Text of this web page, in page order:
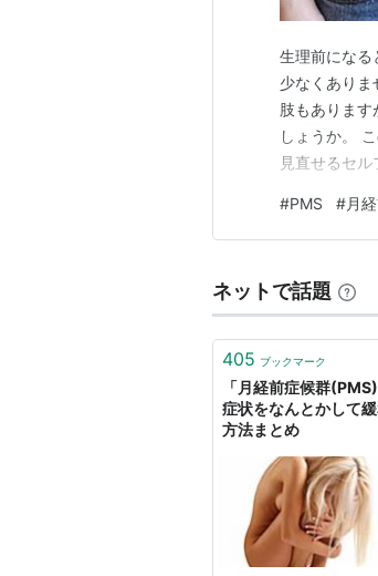
生理前になる
少なくあり
肢もありま
しょうか。
見直せるセ
は なぜ不調
外の選択肢
#PMS #月
ネットで話題
405 ブックマーク
「月経前症候群
症状をなんとかして
方法まとめ